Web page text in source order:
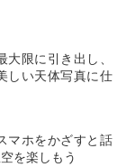
限に引き出し、
しい天体写真に仕
マホをかざすと話
を楽しもう